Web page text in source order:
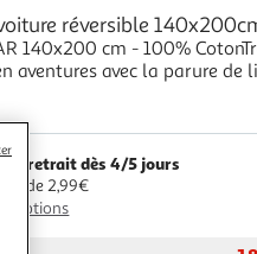
réversible
140x200 cm - 100%
aventures avec la parure de
52 fils, cette parure offre
motifs colorés de
ou retrait dès 4/5 jours
de 2,99€
d'options